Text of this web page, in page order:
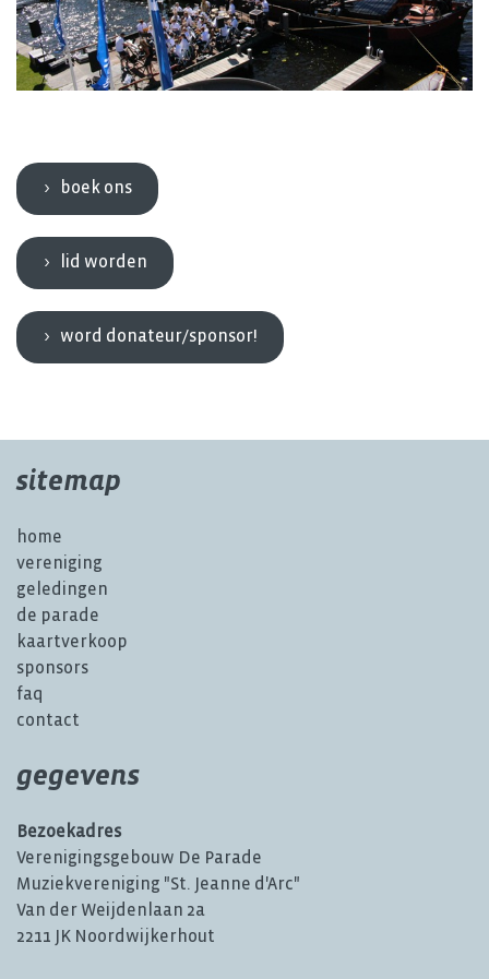
boek ons
lid worden
word donateur/sponsor!
sitemap
home
vereniging
geledingen
de parade
kaartverkoop
sponsors
faq
contact
gegevens
Bezoekadres
Verenigingsgebouw De Parade
Muziekvereniging "St. Jeanne d'Arc"
Van der Weijdenlaan 2a
2211 JK Noordwijkerhout